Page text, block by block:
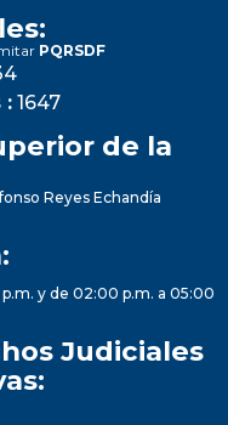
PQRSDF
: 1647
de la
Reyes Echandía
y de 02:00 p.m. a 05:00
Judiciales